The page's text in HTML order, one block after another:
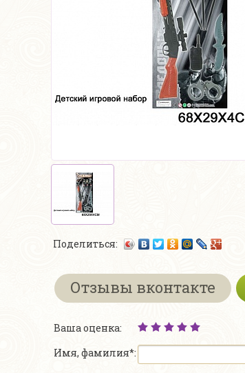
Поделиться:
Отзывы вконтакте
Ваша оценка:
Имя, фамилия*: